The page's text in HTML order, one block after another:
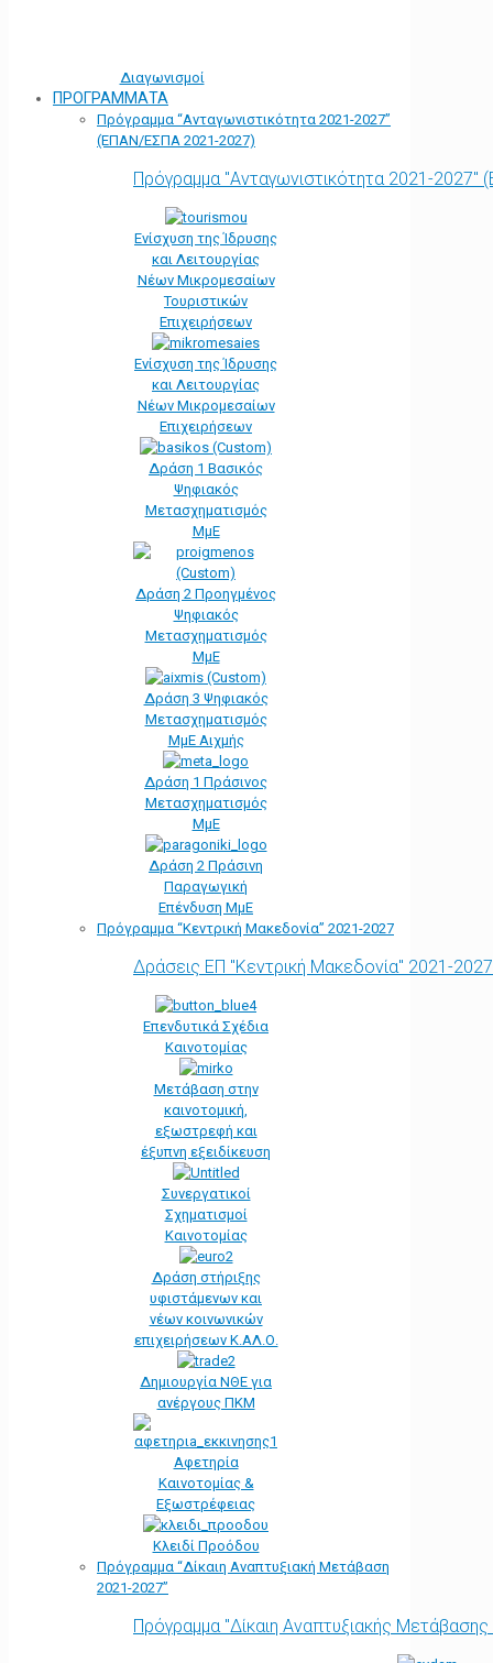
Διαγωνισμοί
ΠΡΟΓΡΑΜΜΑΤΑ
Πρόγραμμα “Ανταγωνιστικότητα 2021-2027”
(ΕΠΑΝ/ΕΣΠΑ 2021-2027)
Πρόγραμμα "Ανταγωνιστικότητα 2021-
Ενίσχυση της Ίδρυσης
και Λειτουργίας
Νέων Μικρομεσαίων
Τουριστικών
Επιχειρήσεων
Ενίσχυση της Ίδρυσης
και Λειτουργίας
Νέων Μικρομεσαίων
Επιχειρήσεων
Δράση 1 Βασικός
Ψηφιακός
Μετασχηματισμός
ΜμΕ
Δράση 2 Προηγμένος
Ψηφιακός
Μετασχηματισμός
ΜμΕ
Δράση 3 Ψηφιακός
Μετασχηματισμός
ΜμΕ Αιχμής
Δράση 1 Πράσινος
Μετασχηματισμός
ΜμΕ
Δράση 2 Πράσινη
Παραγωγική
Επένδυση ΜμΕ
Πρόγραμμα “Κεντρική Μακεδονία” 2021-2027
Δράσεις ΕΠ "Κεντρική Μακεδονία" 2021-2027
Επενδυτικά Σχέδια
Καινοτομίας
Μετάβαση στην
καινοτομική,
εξωστρεφή και
έξυπνη εξειδίκευση
Συνεργατικοί
Σχηματισμοί
Καινοτομίας
Δράση στήριξης
υφιστάμενων και
νέων κοινωνικών
επιχειρήσεων Κ.ΑΛ.Ο.
Δημιουργία ΝΘΕ για
ανέργους ΠΚΜ
Αφετηρία
Kαινοτομίας &
Εξωστρέφειας
Κλειδί Προόδου
Πρόγραμμα “Δίκαιη Αναπτυξιακή Μετάβαση
2021-2027”
Πρόγραμμα "Δίκαιη Αναπτυξιακής